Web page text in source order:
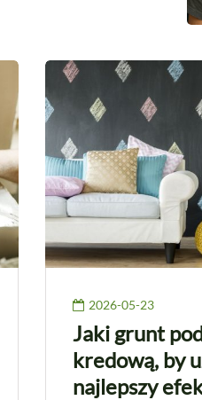
2026-05-23
Jaki grunt
kredową, by
najlepszy